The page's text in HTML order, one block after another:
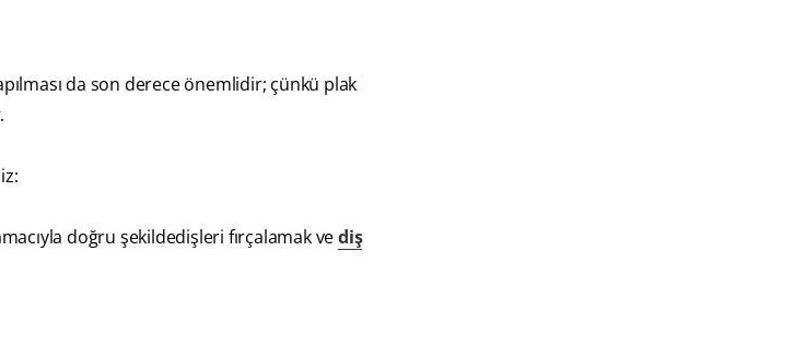
da son derece önemlidir; çünkü plak
doğru şekildedişleri fırçalamak vediş